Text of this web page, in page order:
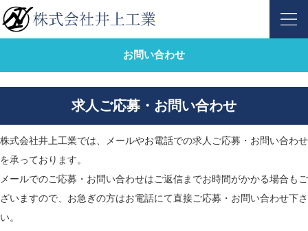
お問い合わせ
求人ご応募・お問い合わせ
株式会社井上工業では、メールやお電話での求人ご応募・お問い合わせ
を承っております。
メールでのご応募・お問い合わせはご返信までお時間がかかる場合もご
ざいますので、お急ぎの方はお電話にて直接ご応募・お問い合わせ下さ
い。